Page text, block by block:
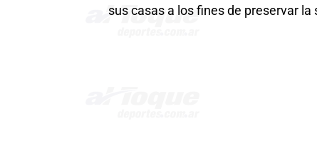
sus casas a los fines de preservar la